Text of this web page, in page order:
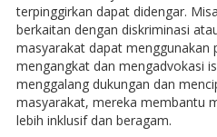
terpinggirkan dapat didengar.
berkaitan dengan diskriminasi
masyarakat dapat
mengangkat dan mengadvokasi
menggalang dukungan dan
masyarakat, mereka membantu
lebih inklusif dan beragam.